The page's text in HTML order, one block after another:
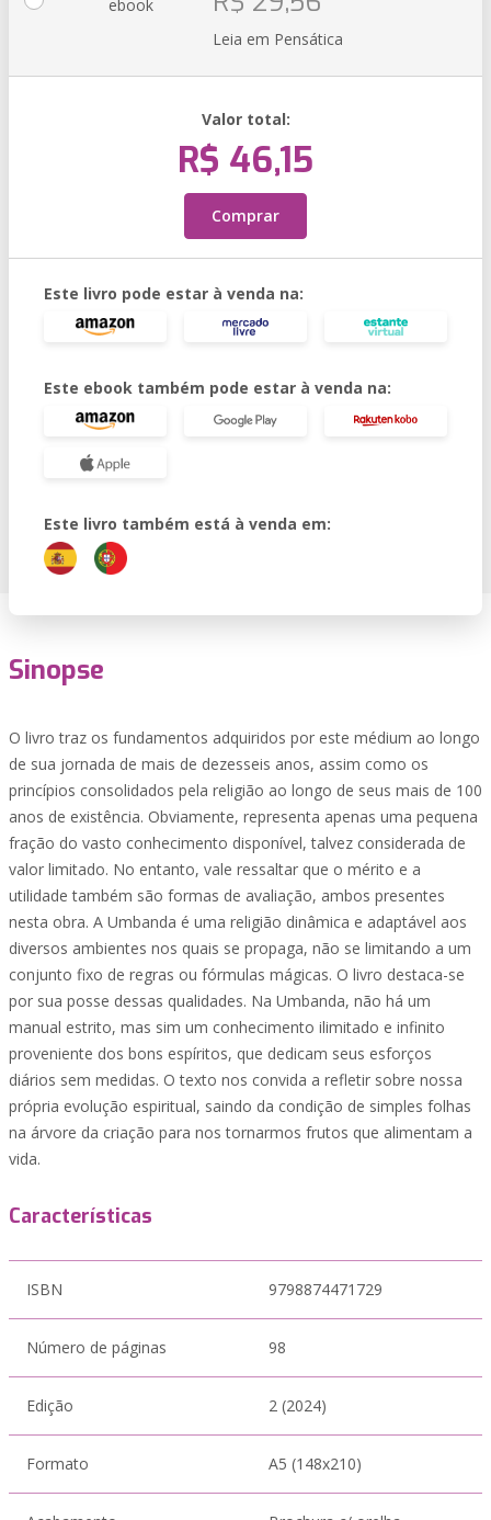
ebook
Leia em Pensática
Valor total:
R$ 46,15
Comprar
Este livro pode estar à venda na:
Este ebook também pode estar à venda na:
Este livro também está à venda em:
Sinopse
O livro traz os fundamentos adquiridos por este médium ao longo
de sua jornada de mais de dezesseis anos, assim como os
princípios consolidados pela religião ao longo de seus mais de 100
anos de existência. Obviamente, representa apenas uma pequena
fração do vasto conhecimento disponível, talvez considerada de
valor limitado. No entanto, vale ressaltar que o mérito e a
utilidade também são formas de avaliação, ambos presentes
nesta obra. A Umbanda é uma religião dinâmica e adaptável aos
diversos ambientes nos quais se propaga, não se limitando a um
conjunto fixo de regras ou fórmulas mágicas. O livro destaca-se
por sua posse dessas qualidades. Na Umbanda, não há um
manual estrito, mas sim um conhecimento ilimitado e infinito
proveniente dos bons espíritos, que dedicam seus esforços
diários sem medidas. O texto nos convida a refletir sobre nossa
própria evolução espiritual, saindo da condição de simples folhas
na árvore da criação para nos tornarmos frutos que alimentam a
vida.
Características
ISBN 9798874471729
Número de páginas 98
Edição 2 (2024)
Formato A5 (148x210)